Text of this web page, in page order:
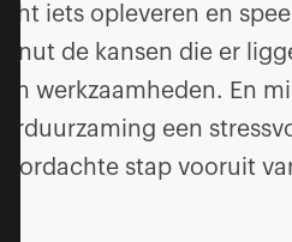
echt iets opleveren en
benut de kansen die er
van werkzaamheden. En
verduurzaming een
doordachte stap vooruit